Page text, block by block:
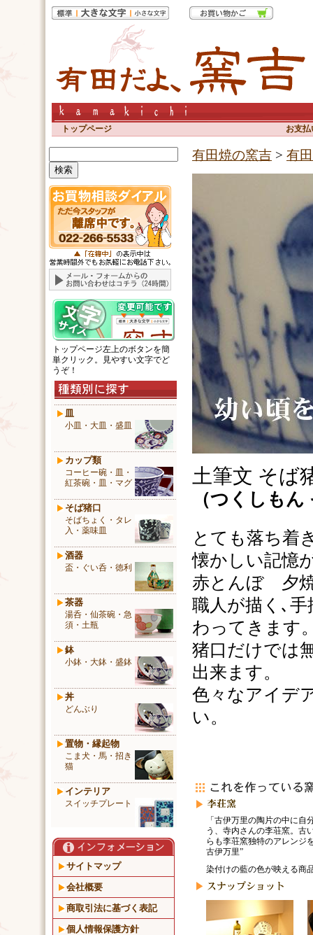
トップページ お支
トップページ左上のボタンを簡
単クリック。見やすい文字でど
うぞ！
皿
小皿・大皿・盛皿
カップ類
コーヒー碗・皿・
紅茶碗・皿・マグ
そば猪口
そばちょく・タレ
入・薬味皿
酒器
盃・ぐい呑・徳利
茶器
湯呑・仙茶碗・急
須・土瓶
鉢
小鉢・大鉢・盛鉢
丼
どんぶり
置物・縁起物
こま犬・馬・招き
猫
インテリア
スイッチプレート
サイトマップ
会社概要
商取引法に基づく表記
個人情報保護方針
有田焼の窯吉 > 有
土筆文 そば
（つくしもん
とても落ち着
懐かしい記憶
赤とんぼ 夕
職人が描く､
わってきます
猪口だけでは
出来ます。
色々なアイデ
い。
「古伊万里の陶片の中に自
う、寺内さんの李荘窯。古
らも李荘窯独特のアレンジ
古伊万里”
染付けの藍の色が映える商